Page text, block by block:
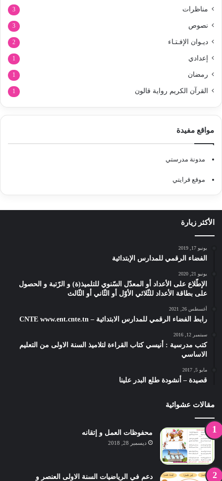
مناظرات 3
نصوص 3
ديـوان الإفـتـاء 2
إعدادي 1
رمضان 1
القرآن الكريم رواية قالون 1
مواقع مفيدة
مدونة مدرستي
موقع قرايتي
الأكثر زيارة
يونيو 17, 2019
الفضاء الرقمي للمدارس الإبتدائية
يونيو 21, 2020
الإطّلاع على الأعداد أو المعدّل السّنوي للتلميذ(ة) و الرّتبة و الحصول
على بطاقة الأعداد للثّلاثي الأوّل أو الثّاني أو الثّالث
أغسطس 26, 2021
رابط الفضاء الرقمي للمدارس الابتدائية – CNTE www.ent.cnte.tn
سبتمبر 12, 2016
كتب مدرسية : أنيسي كتاب القراءة لتلاميذ السنة الاولى من التعليم
الاساسي
مايو 5, 2017
قصيدة – أنشودة طلع البدر علينا
مقالات عشوائية
محفوظات العمل و إتقانه
ديسمبر 28, 2018
دعم في الرياضيات السنة الاولى العنصر و